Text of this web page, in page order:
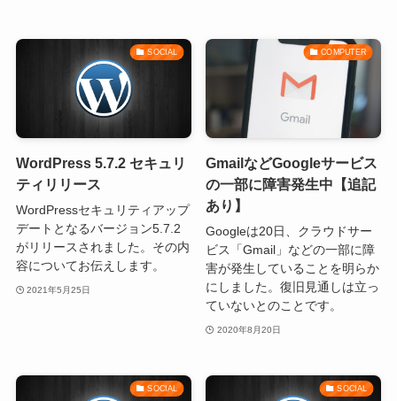
SOCIAL
WordPress 5.7.2 セキュリ
ティリリース
WordPressセキュリティアップ
デートとなるバージョン5.7.2
がリリースされました。その内
容についてお伝えします。
2021年5月25日
COMPUTER
GmailなどGoogleサービス
の一部に障害発生中【追記
あり】
Googleは20日、クラウドサー
ビス「Gmail」などの一部に障
害が発生していることを明らか
にしました。復旧見通しは立っ
ていないとのことです。
2020年8月20日
SOCIAL SOCIAL